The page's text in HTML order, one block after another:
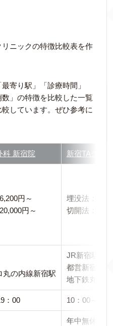
ニックの特徴比較表を作
寄り駅」「診療時間」
数」の特徴を比較した一覧
しています。ぜひ参考に
科 新宿院 新宿TAクリ
円～
円～
埋没法：
切開法：
丸の内線新宿駅
JR新宿駅
都営新宿線
地下鉄丸の
：00 10：00～19
年中無休